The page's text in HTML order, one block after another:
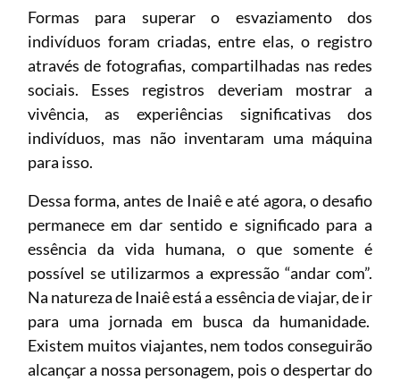
Formas para superar o esvaziamento dos
indivíduos foram criadas, entre elas, o registro
através de fotografias, compartilhadas nas redes
sociais. Esses registros deveriam mostrar a
vivência, as experiências significativas dos
indivíduos, mas não inventaram uma máquina
para isso.
Dessa forma, antes de Inaiê e até agora, o desafio
permanece em dar sentido e significado para a
essência da vida humana, o que somente é
possível se utilizarmos a expressão “andar com”.
Na natureza de Inaiê está a essência de viajar, de ir
para uma jornada em busca da humanidade.
Existem muitos viajantes, nem todos conseguirão
alcançar a nossa personagem, pois o despertar do